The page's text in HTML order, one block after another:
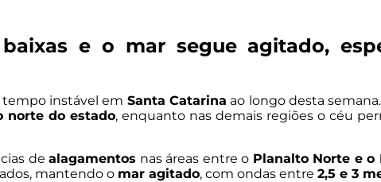
e o mar segue agitado,
instável em Santa Catarina ao longo desta
norte do estado, enquanto nas demais regiões o céu
dealagamentos nas áreas entre o Planalto Norte e o
mantendo o mar agitado, com ondas entre 2,5 e 3